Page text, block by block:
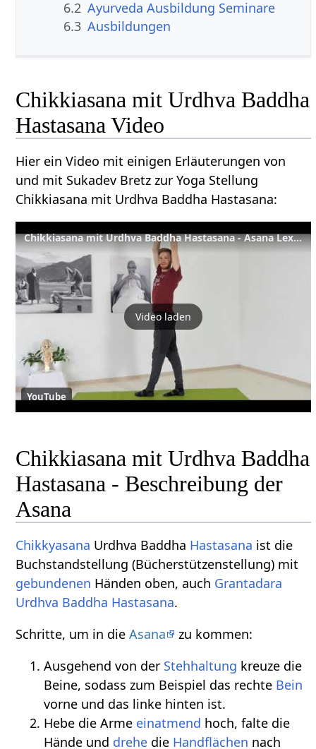
6.2 Ayurveda Ausbildung Seminare
6.3 Ausbildungen
Chikkiasana mit Urdhva Baddha
Hastasana Video
Hier ein Video mit einigen Erläuterungen von
und mit Sukadev Bretz zur Yoga Stellung
Chikkiasana mit Urdhva Baddha Hastasana:
Chikkiasana mit Urdhva Baddha Hastasana - Asana Lexikon 328
Video laden
YouTube
Chikkiasana mit Urdhva Baddha
Hastasana - Beschreibung der
Asana
Chikkyasana Urdhva Baddha Hastasana ist die
Buchstandstellung (Bücherstützenstellung) mit
gebundenen Händen oben, auch Grantadara
Urdhva Baddha Hastasana.
Schritte, um in dieAsana
zu kommen:
Ausgehend von der Stehhaltung kreuze die
Beine, sodass zum Beispiel das rechte Bein
vorne und das linke hinten ist.
Hebe die Arme einatmend hoch, falte die
Hände und drehe die Handflächen nach